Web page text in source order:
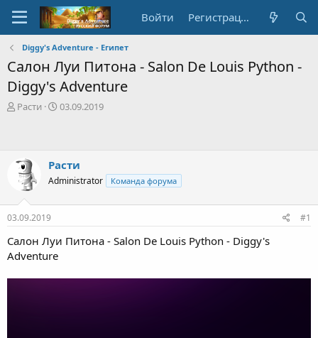
Войти Регистрация
Diggy's Adventure - Египет
Салон Луи Питона - Salon De Louis Python -
Diggy's Adventure
А
т
е
м
ы
Расти
Д
о
з
а
я
03.09.2019
Расти
Administrator Команда форума
03.09.2019 #1
Салон Луи Питона - Salon De Louis Python - Diggy's
Adventure